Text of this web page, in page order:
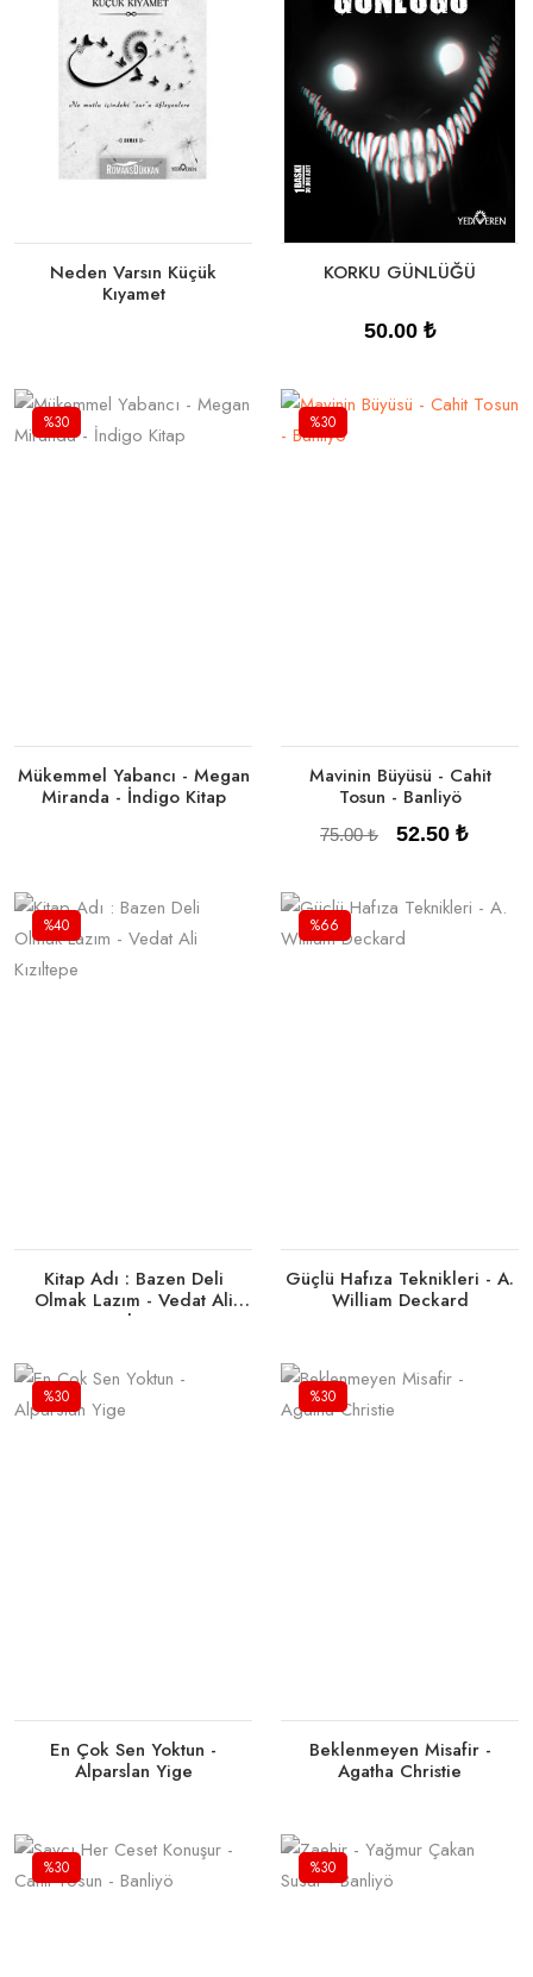
Sepete Ekle Sepete Ekle
Neden Varsın Küçük
Kıyamet
KORKU GÜNLÜĞÜ
50.00 ₺
%30
Mükemmel Yabancı - Megan
Miranda - İndigo Kitap
%30
Mavinin Büyüsü - Cahit
Tosun - Banliyö
75.00 ₺ 52.50 ₺
%40
Kitap Adı : Bazen Deli
Olmak Lazım - Vedat Ali
Kızıltepe
%66
Güçlü Hafıza Teknikleri - A.
William Deckard
%30
En Çok Sen Yoktun -
Alparslan Yige
%30
Beklenmeyen Misafir -
Agatha Christie
%30 %30